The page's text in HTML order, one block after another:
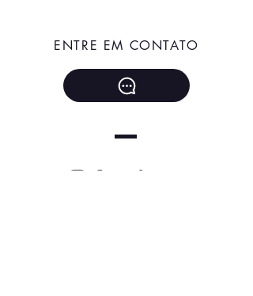
ENTRE EM CONTATO